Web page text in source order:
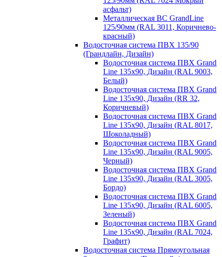
асфальт)
Металлическая ВС GrandLine
125/90мм (RAL 3011, Коричнево-
красный)
Водосточная система ПВХ 135/90
(Грандлайн, Дизайн)
Водосточная система ПВХ Grand
Line 135х90, Дизайн (RAL 9003,
Белый)
Водосточная система ПВХ Grand
Line 135х90, Дизайн (RR 32,
Коричневый)
Водосточная система ПВХ Grand
Line 135х90, Дизайн (RAL 8017,
Шоколадный)
Водосточная система ПВХ Grand
Line 135х90, Дизайн (RAL 9005,
Черный)
Водосточная система ПВХ Grand
Line 135х90, Дизайн (RAL 3005,
Бордо)
Водосточная система ПВХ Grand
Line 135х90, Дизайн (RAL 6005,
Зеленый)
Водосточная система ПВХ Grand
Line 135х90, Дизайн (RAL 7024,
Графит)
Водосточная система Прямоугольная